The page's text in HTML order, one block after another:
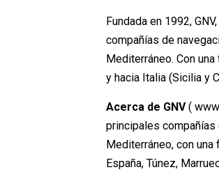
Fundada en 1992,
compañías de
Mediterráneo. Con
y hacia Italia (Sicilia y
Acerca de GNV(
principales compañías
Mediterráneo, con
España, Túnez,